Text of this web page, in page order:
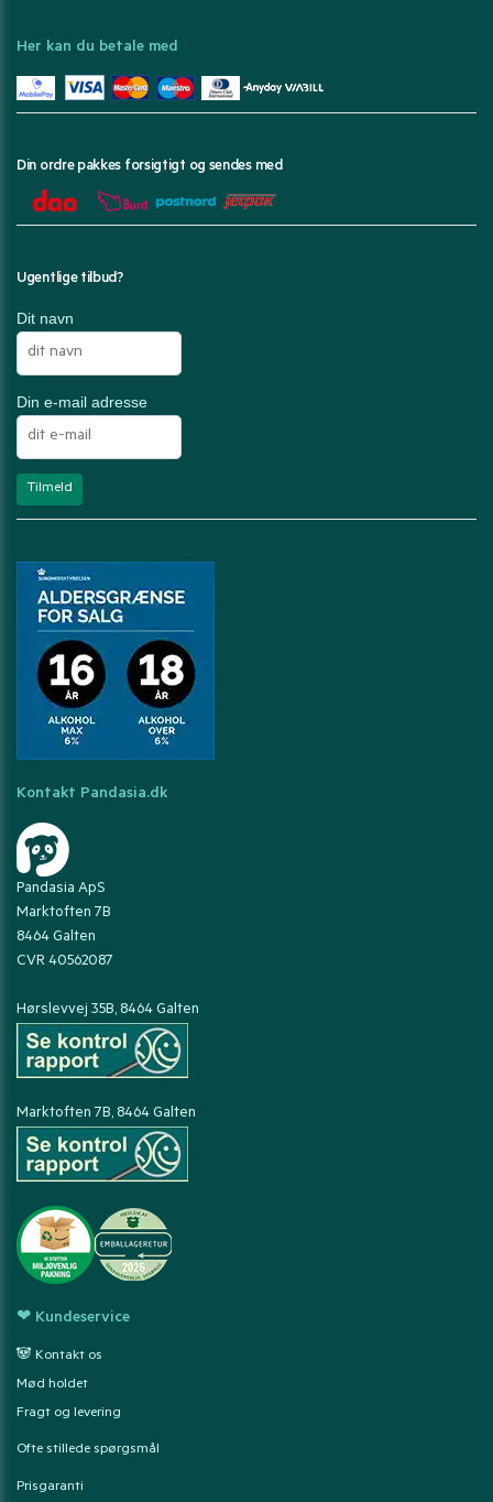
Her kan du betale med
Din ordre pakkes forsigtigt og sendes med
Ugentlige tilbud?
Dit navn
Din e-mail adresse
Kontakt Pandasia.dk
Pandasia ApS
Marktoften 7B
8464 Galten
CVR 40562087
Hørslevvej 35B, 8464 Galten
Marktoften 7B, 8464 Galten
❤ Kundeservice
🐼 Kontakt os
Mød holdet
Fragt og levering
Ofte stillede spørgsmål
Prisgaranti